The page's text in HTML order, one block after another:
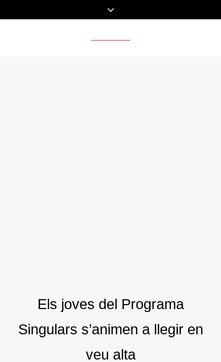
Els joves del Programa
Singulars s’animen a llegir en
veu alta